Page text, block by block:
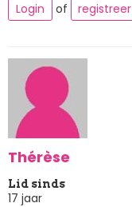
Login
of registreer
Thérèse
Lid sinds
17 jaar